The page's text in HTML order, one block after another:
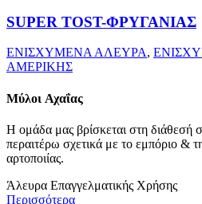
SUPER TOST-ΦΡΥΓΑΝΙΑΣ
ΕΝΙΣΧΥΜΕΝΑ ΑΛΕΥΡΑ,
ΑΜΕΡΙΚΗΣ
Μύλοι Αχαΐας
Η ομάδα μας βρίσκεται στη διάθεσή
περαιτέρω σχετικά με το εμπόριο &
αρτοποιίας.
Άλευρα Επαγγελματικής Χρήσης
Περισσότερα